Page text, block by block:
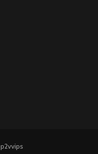
p2vvips